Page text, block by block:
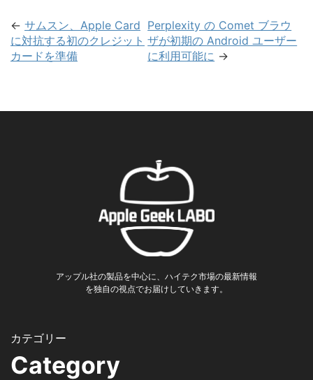
← サムスン、Apple Card
に対抗する初のクレジット
カードを準備
Perplexity の Comet ブラウ
ザが初期の Android ユーザー
に利用可能に →
アップル社の製品を中心に、ハイテク市場の最新情報
を独自の視点でお届けしていきます。
Category